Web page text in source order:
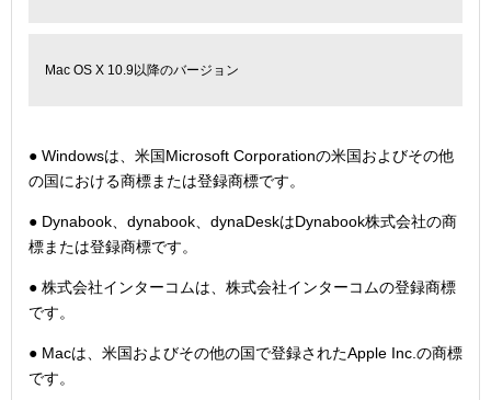
Mac OS X 10.9以降のバージョン
● Windowsは、米国Microsoft Corporationの米国およびその他
の国における商標または登録商標です。
● Dynabook、dynabook、dynaDeskはDynabook株式会社の商
標または登録商標です。
● 株式会社インターコムは、株式会社インターコムの登録商標
です。
● Macは、米国およびその他の国で登録されたApple Inc.の商標
です。